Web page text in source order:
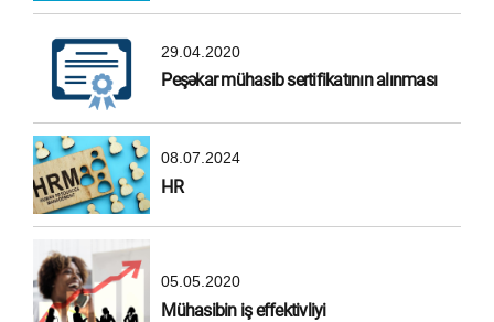
29.04.2020
Peşəkar mühasib sertifikatının alınması
08.07.2024
HR
05.05.2020
Mühasibin iş effektivliyi